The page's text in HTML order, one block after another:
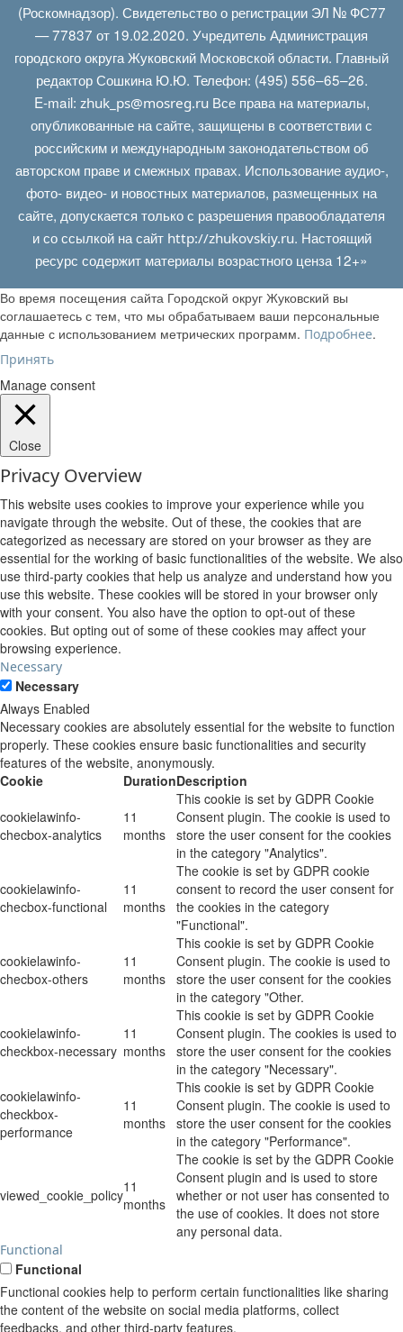
(Роскомнадзор). Свидетельство о регистрации ЭЛ № ФС77
— 77837 от 19.02.2020. Учредитель Администрация
городского округа Жуковский Московской области. Главный
редактор Сошкина Ю.Ю. Телефон: (495) 556–65–26.
E‑mail: zhuk_ps@mosreg.ruВсе права на материалы,
опубликованные на сайте, защищены в соответствии с
российским и международным законодательством об
авторском праве и смежных правах. Использование аудио-,
фото- видео- и новостных материалов, размещенных на
сайте, допускается только с разрешения правообладателя
и со ссылкой на сайт http://zhukovskiy.ru. Настоящий
ресурс содержит материалы возрастного ценза 12+»
Во время посещения сайта Городской округ Жуковский вы
соглашаетесь с тем, что мы обрабатываем ваши персональные
данные с использованием метрических программ. Подробнее.
Принять
Manage consent
Close
Privacy Overview
This website uses cookies to improve your experience while you
navigate through the website. Out of these, the cookies that are
categorized as necessary are stored on your browser as they are
essential for the working of basic functionalities of the website. We also
use third-party cookies that help us analyze and understand how you
use this website. These cookies will be stored in your browser only
with your consent. You also have the option to opt-out of these
cookies. But opting out of some of these cookies may affect your
browsing experience.
Necessary
Necessary
Always Enabled
Necessary cookies are absolutely essential for the website to function
properly. These cookies ensure basic functionalities and security
features of the website, anonymously.
Cookie
DurationDescription
cookielawinfo-
checbox-analytics
11
months
This cookie is set by GDPR Cookie
Consent plugin. The cookie is used to
store the user consent for the cookies
in the category "Analytics".
cookielawinfo-
checbox-functional
11
months
The cookie is set by GDPR cookie
consent to record the user consent for
the cookies in the category
"Functional".
cookielawinfo-
checbox-others
11
months
This cookie is set by GDPR Cookie
Consent plugin. The cookie is used to
store the user consent for the cookies
in the category "Other.
cookielawinfo-
checkbox-necessary
11
months
This cookie is set by GDPR Cookie
Consent plugin. The cookies is used to
store the user consent for the cookies
in the category "Necessary".
cookielawinfo-
checkbox-
performance
11
months
This cookie is set by GDPR Cookie
Consent plugin. The cookie is used to
store the user consent for the cookies
in the category "Performance".
viewed_cookie_policy11
months
The cookie is set by the GDPR Cookie
Consent plugin and is used to store
whether or not user has consented to
the use of cookies. It does not store
any personal data.
Functional
Functional
Functional cookies help to perform certain functionalities like sharing
the content of the website on social media platforms, collect
feedbacks, and other third-party features.